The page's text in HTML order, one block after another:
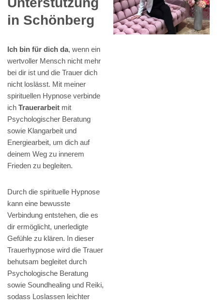
in Schönberg
Ich bin für dich da, wenn ein
wertvoller Mensch nicht mehr
bei dir ist und die Trauer dich
nicht loslässt. Mit meiner
spirituellen Hypnose verbinde
ich Trauerarbeit mit
Psychologischer Beratung
sowie Klangarbeit und
Energiearbeit, um dich auf
deinem Weg zu innerem
Frieden zu begleiten.
Durch die spirituelle Hypnose
kann eine bewusste
Verbindung entstehen, die es
dir ermöglicht, unerledigte
Gefühle zu klären. In dieser
Trauerhypnose wird die Trauer
behutsam begleitet durch
Psychologische Beratung
sowie Soundhealing und Reiki,
sodass Loslassen leichter